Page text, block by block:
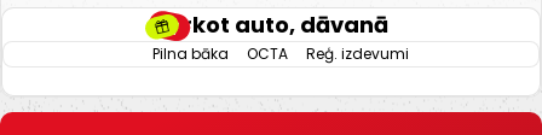
Pērkot auto, dāvanā
Reģ. izdevumi
OCTA
Pilna bāka
-Gaisa kondicionieris.
-Klimata kontrole.
-Automātiskās gaismas.
-BMW multimēdija.